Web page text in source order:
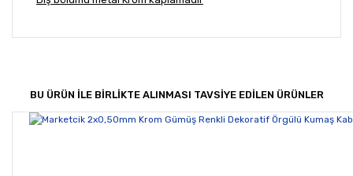
Yorum Yaz
Bu ürünün fiyat bilgisi, resim, ürün açıklamalarında ve
Ürün resmi kalitesiz, bozuk veya görüntülenemiyor.
BU ÜRÜN İLE BİRLİKTE ALINMASI TAVSİYE EDİLEN ÜRÜNLER